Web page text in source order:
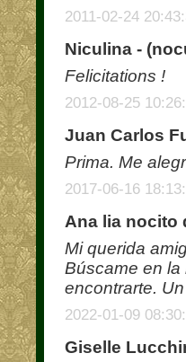
2011-02-24
Niculina - (
Felicitations !
2012-08-25
Juan Carlos
Prima. Me
2017-06-16
Ana lia nocito
Mi querida
Búscame en la
encontrarte.
2022-01-09
Giselle